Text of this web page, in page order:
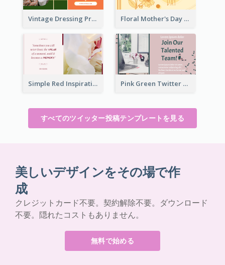
Vintage Dressing Promote Twitter Post Floral Mother's Day Twitter Post In Yellow Colour Tone
Simple Red Inspirational quotes Floral Twitter Post Pink Green Twitter Post
すべてのツイッター投稿テンプレートを見る
美しいデザインをその場で作
成
クレジットカード不要。契約解除不要。ダウンロード
不要。隠れたコストもありません。
無料で始める